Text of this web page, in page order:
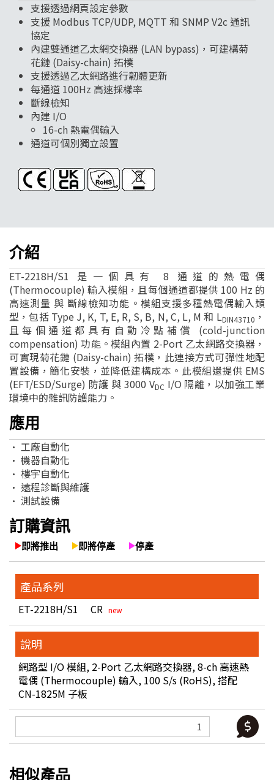
支援透過網頁設定參數
支援 Modbus TCP/UDP, MQTT 和 SNMP V2c 通訊
協定
內建雙通道乙太網交換器 (LAN bypass)，可建構菊
花鏈 (Daisy-chain) 拓樸
支援透過乙太網路進行韌體更新
每通道 100Hz 高速採樣率
斷線檢知
內建 I/O
16-ch 熱電偶輸入
通道可個別獨立設置
介紹
ET-2218H/S1 是一個具有 8 通道的熱電偶
(Thermocouple) 輸入模組，且每個通道都提供 100 Hz 的
高速測量 與 斷線檢知功能。模組支援多種熱電偶輸入類
型，包括 Type J, K, T, E, R, S, B, N, C, L, M 和 LDIN43710 ，
且每個通道都具有自動冷點補償 (cold-junction
compensation) 功能。模組內置 2-Port 乙太網路交換器，
可實現菊花鏈 (Daisy-chain) 拓樸，此連接方式可彈性地配
置設備，簡化安裝，並降低建構成本。此模組還提供 EMS
(EFT/ESD/Surge) 防護 與 3000 VDC I/O 隔離，以加強工業
環境中的雜訊防護能力。
應用
• 工廠自動化
• 機器自動化
• 樓宇自動化
• 遠程診斷與維護
• 測試設備
訂購資訊
即將推出 即將停產 停產
產品系列
ET-2218H/S1 CR
說明
網路型 I/O 模組, 2-Port 乙太網路交換器, 8-ch 高速熱
電偶 (Thermocouple) 輸入, 100 S/s (RoHS), 搭配
CN-1825M 子板